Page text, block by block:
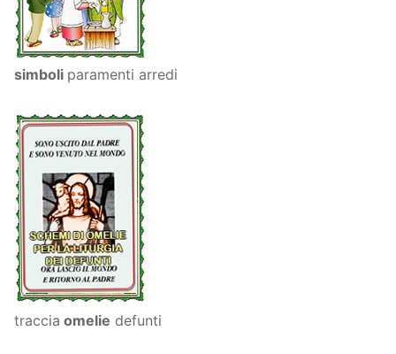
simboli paramenti arredi
traccia omelie defunti